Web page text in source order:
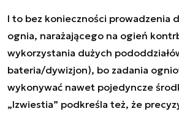
I to bez konieczności prowadzenia
ognia, narażającego na ogień
wykorzystania dużych
bateria/dywizjon), bo zadania
wykonywać nawet pojedyncze
„Izwiestia” podkreśla też, że